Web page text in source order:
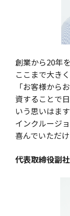
創業から20年
ここまで大き
「お客様から
資することで
いう思いはま
インクルージ
喜んでいただ
代表取締役副